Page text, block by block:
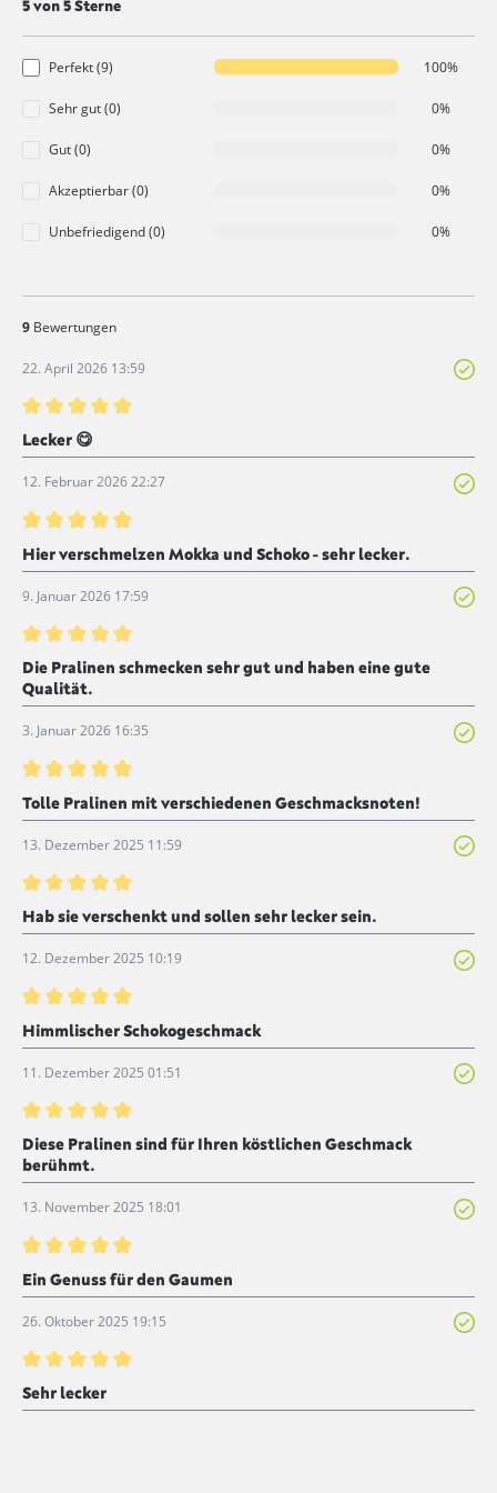
Durchschnittliche Bewertung von 5 von 5 Sternen
5 von 5 Sterne
Perfekt (9) 100%
Sehr gut (0) 0%
Gut (0) 0%
Akzeptierbar (0) 0%
Unbefriedigend (0) 0%
9 Bewertungen
22. April 2026 13:59
Bewertung mit 5 von 5 Sternen
Lecker 😋
12. Februar 2026 22:27
Bewertung mit 5 von 5 Sternen
Hier verschmelzen Mokka und Schoko - sehr lecker.
9. Januar 2026 17:59
Bewertung mit 5 von 5 Sternen
Die Pralinen schmecken sehr gut und haben eine gute
Qualität.
3. Januar 2026 16:35
Bewertung mit 5 von 5 Sternen
Tolle Pralinen mit verschiedenen Geschmacksnoten!
13. Dezember 2025 11:59
Bewertung mit 5 von 5 Sternen
Hab sie verschenkt und sollen sehr lecker sein.
12. Dezember 2025 10:19
Bewertung mit 5 von 5 Sternen
Himmlischer Schokogeschmack
11. Dezember 2025 01:51
Bewertung mit 5 von 5 Sternen
Diese Pralinen sind für Ihren köstlichen Geschmack
berühmt.
13. November 2025 18:01
Bewertung mit 5 von 5 Sternen
Ein Genuss für den Gaumen
26. Oktober 2025 19:15
Bewertung mit 5 von 5 Sternen
Sehr lecker